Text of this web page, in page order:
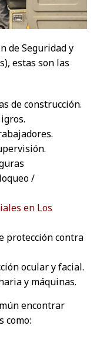
de Seguridad y
estas son las
de construcción.
/
en Los
protección contra
ocular y facial.
y máquinas.
encontrar
como: